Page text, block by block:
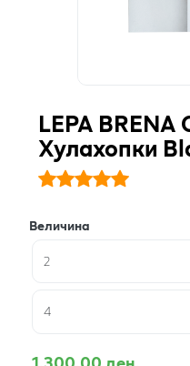
LEPA
Хулахопки
Величина
2
4